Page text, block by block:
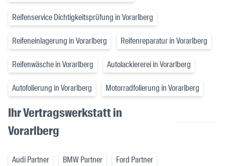
Reifenservice Dichtigkeitsprüfung in Vorarlberg
Reifeneinlagerung in Vorarlberg Reifenreparatur in Vorarlberg
Reifenwäsche in Vorarlberg Autolackiererei in Vorarlberg
Autofolierung in Vorarlberg Motorradfolierung in Vorarlberg
Ihr Vertragswerkstatt in
Vorarlberg
Audi Partner BMW Partner Ford Partner